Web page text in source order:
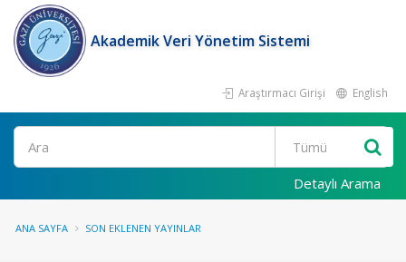
Akademik Veri Yönetim Sistemi
Araştırmacı Girişi English
Ara
Detaylı Arama
ANA SAYFA SON EKLENEN YAYINLAR